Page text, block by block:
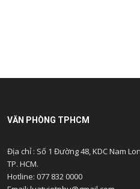
VĂN PHÒNG TPHCM
Địa chỉ : Số 1 Đường 48, KDC Nam
TP. HCM.
Hotline: 077 832 0000